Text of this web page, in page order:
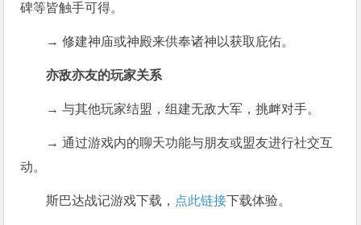
碑等皆触手可得。
→ 修建神庙或神殿来供奉诸神以获取庇佑。
亦敌亦友的玩家关系
→ 与其他玩家结盟，组建无敌大军，挑衅对手。
→ 通过游戏内的聊天功能与朋友或盟友进行社交互
动。
斯巴达战记游戏下载， 点此链接下载体验。